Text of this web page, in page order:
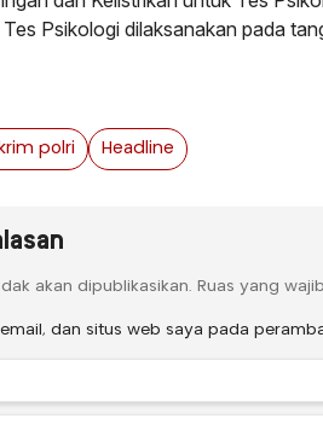
Psikologi dilaksanakan pada
polri Headline
akan dipublikasikan. Ruas yang
dan situs web saya pada